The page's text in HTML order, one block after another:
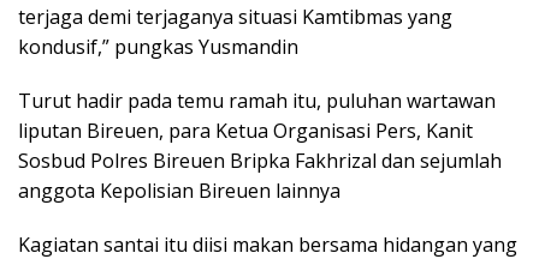
terjaga demi terjaganya situasi Kamtibmas yang
kondusif,” pungkas Yusmandin
Turut hadir pada temu ramah itu, puluhan wartawan
liputan Bireuen, para Ketua Organisasi Pers, Kanit
Sosbud Polres Bireuen Bripka Fakhrizal dan sejumlah
anggota Kepolisian Bireuen lainnya
Kagiatan santai itu diisi makan bersama hidangan yang